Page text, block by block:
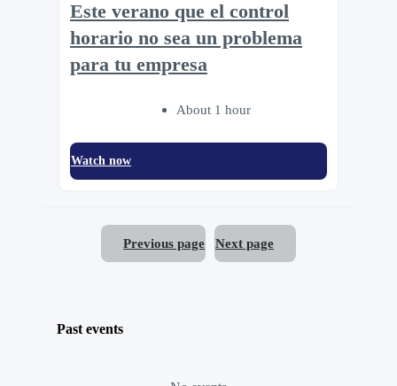
Este verano que el control
horario no sea un problema
para tu empresa
About 1 hour
Watch now
Previous page Next page
Past events